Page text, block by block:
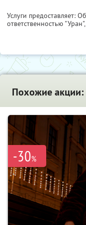
Услуги предоставляет:
ответственностью "Уран",
Похожие акции:
-30%